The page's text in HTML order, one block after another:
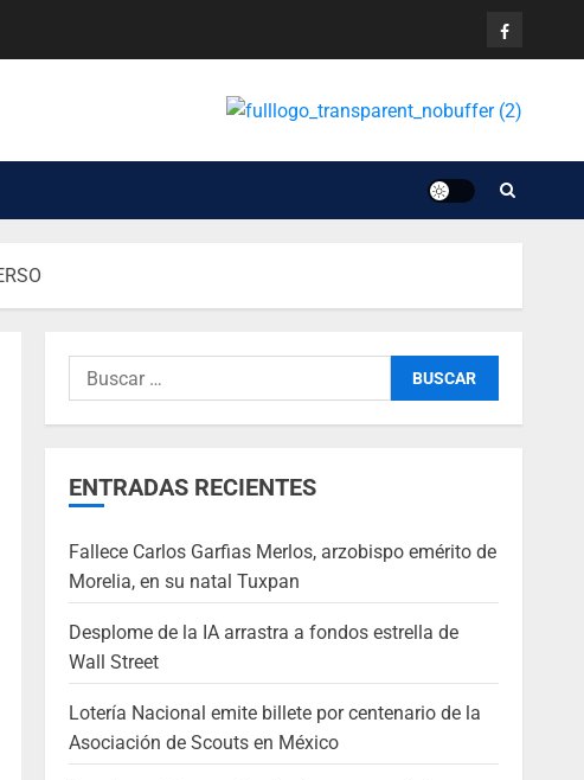
ENTRADAS RECIENTES
Fallece Carlos Garfias Merlos, arzobispo emérito de
Morelia, en su natal Tuxpan
Desplome de la IA arrastra a fondos estrella de
Wall Street
Lotería Nacional emite billete por centenario de la
Asociación de Scouts en México